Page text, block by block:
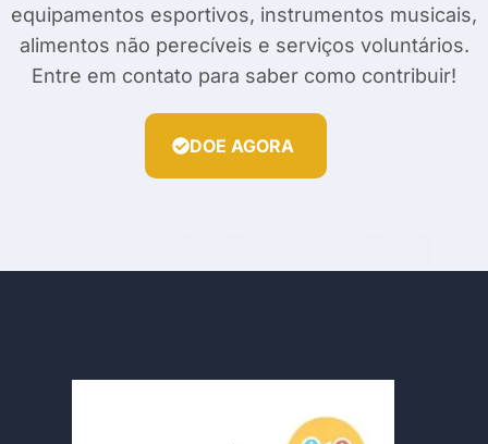
equipamentos esportivos, instrumentos musicais,
alimentos não perecíveis e serviços voluntários.
Entre em contato para saber como contribuir!
DOE AGORA